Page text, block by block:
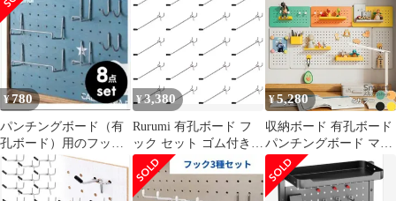
VESA600x400mmまで
有孔ボード付き 自立式
TVスタンド 適格請求
書発行可 液晶 移動式
ハイタイプ キャスター
付き 32-65インチ対応
壁寄せテレビスタンド
¥780
パンチングボード（有
孔ボード）用のフッ
ク 8点セット
¥3,380
Rurumi 有孔ボード フ
ック セット ゴム付き
厚さ 5.5mm 対応 穴 ピ
ッチ25mm 穴径 専用 固
定 止め 金具 パンチン
¥5,280
収納ボード 有孔ボード
パンチングボード マグ
ネットボード 卓上 壁掛
け DIY ペグボード デス
ク オフィス キッチン